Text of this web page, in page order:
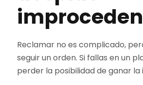
Reclamar no es complicado,
seguir un orden. Si fallas en un
perder la posibilidad de ganar la